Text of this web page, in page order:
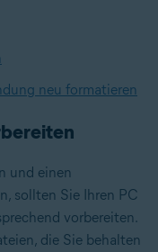
neu formatieren
und einen
sollten Sie Ihren PC
vorbereiten.
die Sie behalten